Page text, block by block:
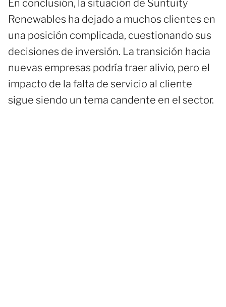
En conclusión, la situación de Suntuity
Renewables ha dejado a muchos clientes en
una posición complicada, cuestionando sus
decisiones de inversión. La transición hacia
nuevas empresas podría traer alivio, pero el
impacto de la falta de servicio al cliente
sigue siendo un tema candente en el sector.